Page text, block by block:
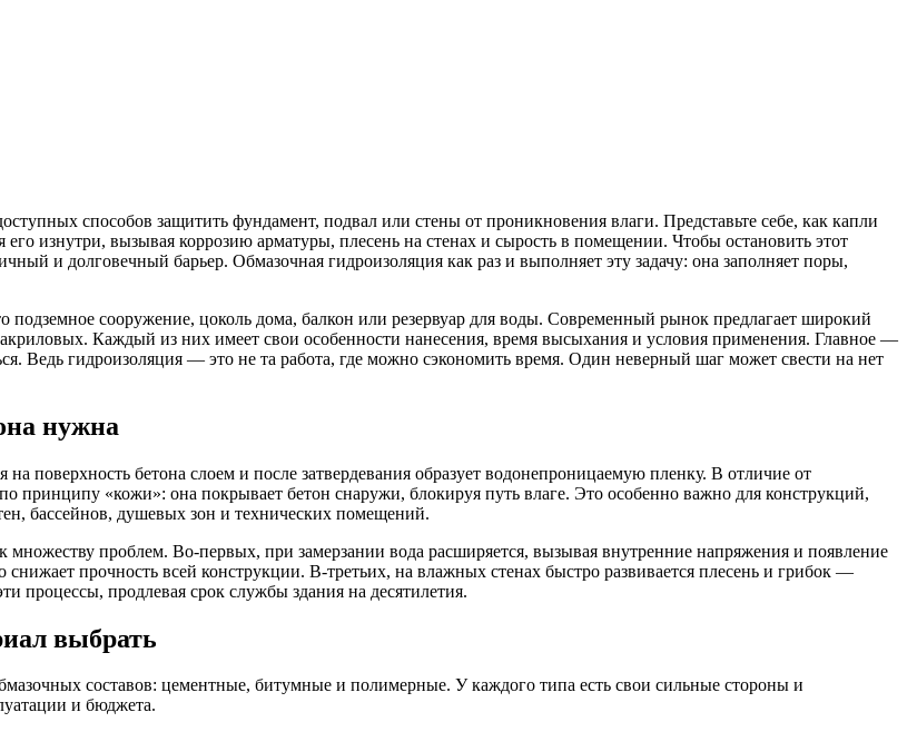
способов защитить фундамент, подвал или стены от проникновения влаги. Представьте себе, как капли
изнутри, вызывая коррозию арматуры, плесень на стенах и сырость в помещении. Чтобы остановить этот
и долговечный барьер. Обмазочная гидроизоляция как раз и выполняет эту задачу: она заполняет поры,
подземное сооружение, цоколь дома, балкон или резервуар для воды. Современный рынок предлагает широкий
Каждый из них имеет свои особенности нанесения, время высыхания и условия применения. Главное —
Ведь гидроизоляция — это не та работа, где можно сэкономить время. Один неверный шаг может свести на нет
нужна
поверхность бетона слоем и после затвердевания образует водонепроницаемую пленку. В отличие от
принципу «кожи»: она покрывает бетон снаружи, блокируя путь влаге. Это особенно важно для конструкций,
бассейнов, душевых зон и технических помещений.
множеству проблем. Во-первых, при замерзании вода расширяется, вызывая внутренние напряжения и появление
снижает прочность всей конструкции. В-третьих, на влажных стенах быстро развивается плесень и грибок —
процессы, продлевая срок службы здания на десятилетия.
выбрать
составов: цементные, битумные и полимерные. У каждого типа есть свои сильные стороны и
и бюджета.